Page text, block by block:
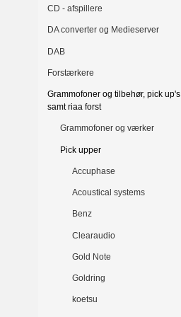
CD - afspillere
DA converter og Medieserver
DAB
Forstærkere
Grammofoner og tilbehør, pick up's
samt riaa forst
Grammofoner og værker
Pick upper
Accuphase
Acoustical systems
Benz
Clearaudio
Gold Note
Goldring
koetsu